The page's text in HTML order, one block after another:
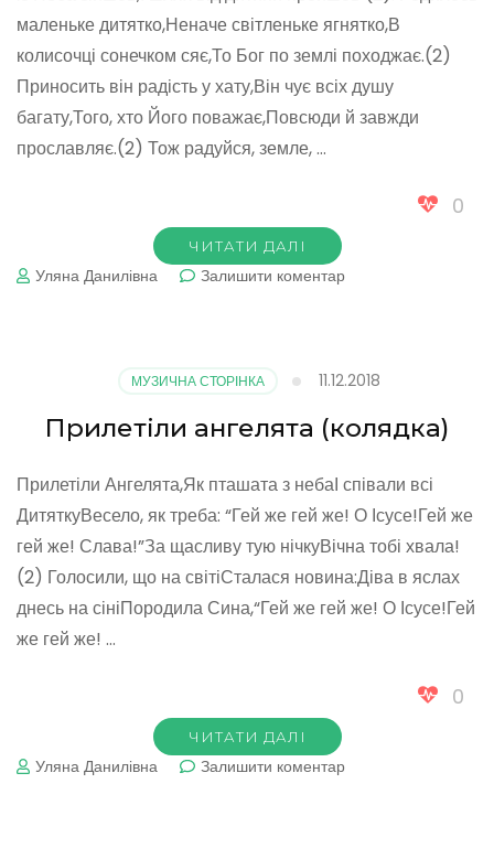
маленьке дитятко,Неначе світленьке ягнятко,В
колисочці сонечком сяє,То Бог по землі походжає.(2)
Приносить він радість у хату,Він чує всіх душу
багату,Того, хто Його поважає,Повсюди й завжди
прославляє.(2) Тож радуйся, земле, …
0
ЧИТАТИ ДАЛІ
Уляна Данилівна Залишити коментардо
тому
МУЗИЧНА СТОРІНКА 11.12.2018
Прилетіли ангелята (колядка)
Прилетіли Ангелята,Як пташата з небаІ співали всі
ДитяткуВесело, як треба: “Гей же гей же! О Ісусе!Гей же
гей же! Слава!”За щасливу тую нічкуВічна тобі хвала!
(2) Голосили, що на світіСталася новина:Діва в яслах
днесь на сініПородила Сина,“Гей же гей же! О Ісусе!Гей
же гей же! …
0
ЧИТАТИ ДАЛІ
Уляна Данилівна Залишити коментардо